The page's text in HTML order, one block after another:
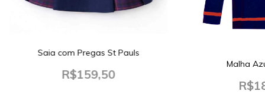
Saia com Pregas St Pauls
R$159,50
Malha